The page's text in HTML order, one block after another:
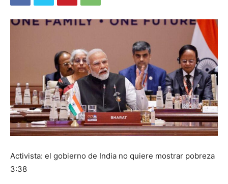
Activista: el gobierno de India no quiere mostrar pobreza
3:38